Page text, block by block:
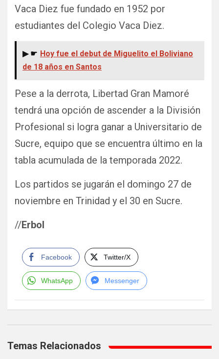
Vaca Diez fue fundado en 1952 por
estudiantes del Colegio Vaca Diez.
▶ ☛ Hoy fue el debut de Miguelito el Boliviano
de 18 años en Santos
Pese a la derrota, Libertad Gran Mamoré
tendrá una opción de ascender a la División
Profesional si logra ganar a Universitario de
Sucre, equipo que se encuentra último en la
tabla acumulada de la temporada 2022.
Los partidos se jugarán el domingo 27 de
noviembre en Trinidad y el 30 en Sucre.
//Erbol
Facebook Twitter/X
WhatsApp Messenger
de
Temas Relacionados